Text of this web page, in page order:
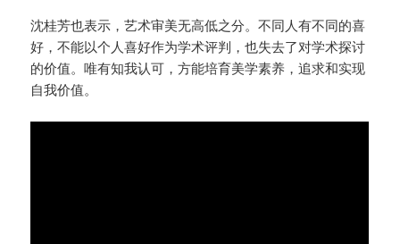
沈桂芳也表示，艺术审美无高低之分。不同人有不同的喜
好，不能以个人喜好作为学术评判，也失去了对学术探讨
的价值。唯有知我认可，方能培育美学素养，追求和实现
自我价值。